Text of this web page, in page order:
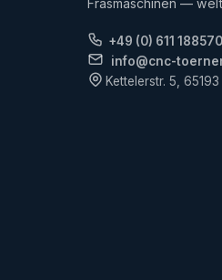
Fräsmaschinen —
+49 (0) 611
info@cnc-
Kettelerstr. 5,